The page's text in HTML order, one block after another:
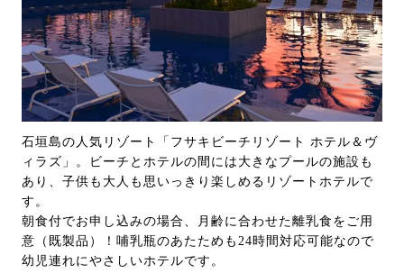
石垣島の人気リゾート「フサキビーチリゾート ホテル＆ヴ
ィラズ」。ビーチとホテルの間には大きなプールの施設も
あり、子供も大人も思いっきり楽しめるリゾートホテルで
す。
朝食付でお申し込みの場合、月齢に合わせた離乳食をご用
意（既製品）！哺乳瓶のあたためも24時間対応可能なので
幼児連れにやさしいホテルです。